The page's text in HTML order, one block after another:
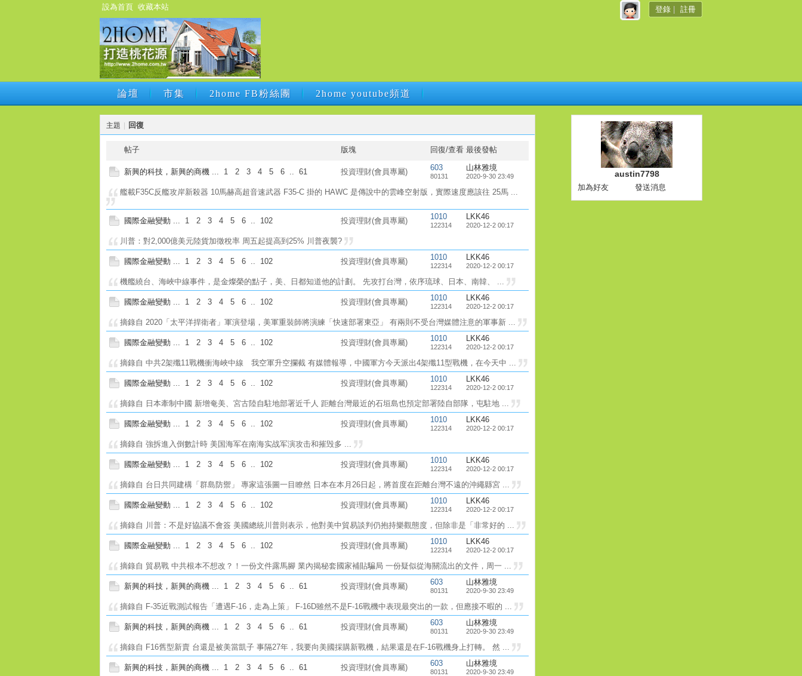
設為首頁 收藏本站 登錄 註冊
論壇 市集 2home FB粉絲團 2home youtube頻道
論壇 市集 2home FB粉絲團 2home youtube頻道
主題 | 回復
帖子 版塊 回復/查看 最後發帖
新興的科技，新興的商機 1 2 3 4 5 6 61 投資理財(會員專屬) 603
80131
山林雅境
2020-9-30 23:49
艦載F35C反艦攻岸新殺器 10馬赫高超音速武器 F35-C 掛的 HAWC 是傳說中的雲峰空射版，實際速度應該往 25馬 ...
國際金融變動 1 2 3 4 5 6 102 投資理財(會員專屬) 1010
122314
LKK46
2020-12-2 00:17
川普：對2,000億美元陸貨加徵稅率 周五起提高到25% 川普夜襲?
國際金融變動 1 2 3 4 5 6 102 投資理財(會員專屬) 1010
122314
LKK46
2020-12-2 00:17
機艦繞台、海峽中線事件，是金燦榮的點子，美、日都知道他的計劃。 先攻打台灣，依序琉球、日本、南韓、 ...
國際金融變動 1 2 3 4 5 6 102 投資理財(會員專屬) 1010
122314
LKK46
2020-12-2 00:17
摘錄自 2020「太平洋捍衛者」軍演登場，美軍重裝師將演練「快速部署東亞」 有兩則不受台灣媒體注意的軍事新 ...
國際金融變動 1 2 3 4 5 6 102 投資理財(會員專屬) 1010
122314
LKK46
2020-12-2 00:17
摘錄自 中共2架殲11戰機衝海峽中線 我空軍升空攔截 有媒體報導，中國軍方今天派出4架殲11型戰機，在今天中 ...
國際金融變動 1 2 3 4 5 6 102 投資理財(會員專屬) 1010
122314
LKK46
2020-12-2 00:17
摘錄自 日本牽制中國 新增奄美、宮古陸自駐地部署近千人 距離台灣最近的石垣島也預定部署陸自部隊，屯駐地 ...
國際金融變動 1 2 3 4 5 6 102 投資理財(會員專屬) 1010
122314
LKK46
2020-12-2 00:17
摘錄自 強拆進入倒數計時 美国海军在南海实战军演攻击和摧毁多 ...
國際金融變動 1 2 3 4 5 6 102 投資理財(會員專屬) 1010
122314
LKK46
2020-12-2 00:17
摘錄自 台日共同建構「群島防禦」 專家這張圖一目瞭然 日本在本月26日起，將首度在距離台灣不遠的沖繩縣宮 ...
國際金融變動 1 2 3 4 5 6 102 投資理財(會員專屬) 1010
122314
LKK46
2020-12-2 00:17
摘錄自 川普：不是好協議不會簽 美國總統川普則表示，他對美中貿易談判仍抱持樂觀態度，但除非是「非常好的 ...
國際金融變動 1 2 3 4 5 6 102 投資理財(會員專屬) 1010
122314
LKK46
2020-12-2 00:17
摘錄自 貿易戰 中共根本不想改？！一份文件露馬腳 業內揭秘套國家補貼騙局 一份疑似從海關流出的文件，周一 ...
新興的科技，新興的商機 1 2 3 4 5 6 61 投資理財(會員專屬) 603
80131
山林雅境
2020-9-30 23:49
摘錄自 F-35近戰測試報告「遭遇F-16，走為上策」 F-16D雖然不是F-16戰機中表現最突出的一款，但應接不暇的 ...
新興的科技，新興的商機 1 2 3 4 5 6 61 投資理財(會員專屬) 603
80131
山林雅境
2020-9-30 23:49
摘錄自 F16舊型新賣 台還是被美當凱子 事隔27年，我要向美國採購新戰機，結果還是在F-16戰機身上打轉。 然 ...
新興的科技，新興的商機 1 2 3 4 5 6 61 投資理財(會員專屬) 603
80131
山林雅境
2020-9-30 23:49
austin7798
加為好友 發送消息